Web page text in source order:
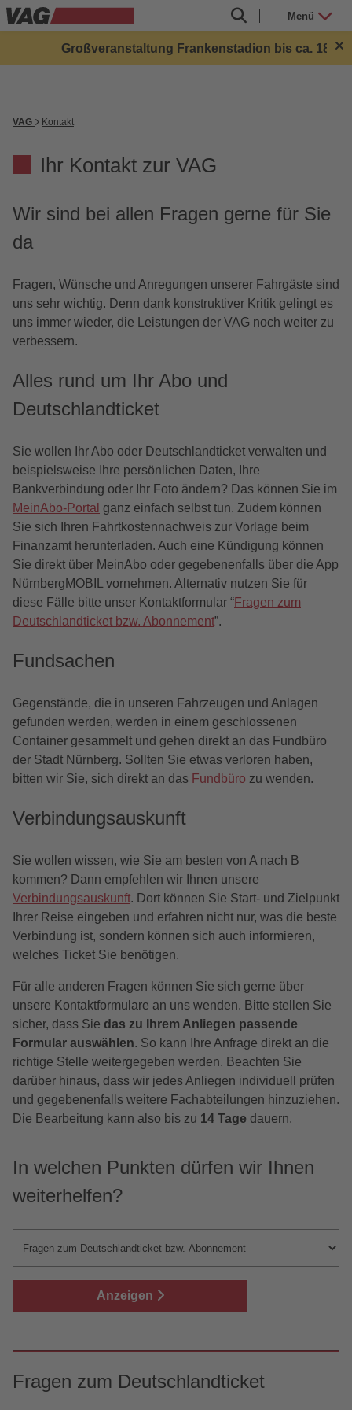
Menü
Großveranstaltung Frankenstadion bis ca. 18:00
VAG Kontakt
Ihr Kontakt zur VAG
Wir sind bei allen Fragen gerne für Sie
da
Fragen, Wünsche und Anregungen unserer Fahrgäste sind
uns sehr wichtig. Denn dank konstruktiver Kritik gelingt es
uns immer wieder, die Leistungen der VAG noch weiter zu
verbessern.
Alles rund um Ihr Abo und
Deutschlandticket
Sie wollen Ihr Abo oder Deutschlandticket verwalten und
beispielsweise Ihre persönlichen Daten, Ihre
Bankverbindung oder Ihr Foto ändern? Das können Sie im
MeinAbo-Portal ganz einfach selbst tun. Zudem können
Sie sich Ihren Fahrtkostennachweis zur Vorlage beim
Finanzamt herunterladen. Auch eine Kündigung können
Sie direkt über MeinAbo oder gegebenenfalls über die App
NürnbergMOBIL vornehmen. Alternativ nutzen Sie für
diese Fälle bitte unser Kontaktformular “Fragen zum
Deutschlandticket bzw. Abonnement”.
Fundsachen
Gegenstände, die in unseren Fahrzeugen und Anlagen
gefunden werden, werden in einem geschlossenen
Container gesammelt und gehen direkt an das Fundbüro
der Stadt Nürnberg. Sollten Sie etwas verloren haben,
bitten wir Sie, sich direkt an das Fundbüro zu wenden.
Verbindungsauskunft
Sie wollen wissen, wie Sie am besten von A nach B
kommen? Dann empfehlen wir Ihnen unsere
Verbindungsauskunft. Dort können Sie Start- und Zielpunkt
Ihrer Reise eingeben und erfahren nicht nur, was die beste
Verbindung ist, sondern können sich auch informieren,
welches Ticket Sie benötigen.
Für alle anderen Fragen können Sie sich gerne über
unsere Kontaktformulare an uns wenden. Bitte stellen Sie
sicher, dass Sie das zu Ihrem Anliegen passende
Formular auswählen. So kann Ihre Anfrage direkt an die
richtige Stelle weitergegeben werden. Beachten Sie
darüber hinaus, dass wir jedes Anliegen individuell prüfen
und gegebenenfalls weitere Fachabteilungen hinzuziehen.
Die Bearbeitung kann also bis zu 14 Tage dauern.
In welchen Punkten dürfen wir Ihnen
weiterhelfen?
Anzeigen
Fragen zum Deutschlandticket